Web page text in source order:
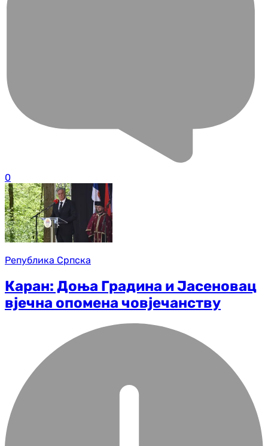
0
Република Српска
Каран: Доња Градина и Јасеновац
вјечна опомена човјечанству